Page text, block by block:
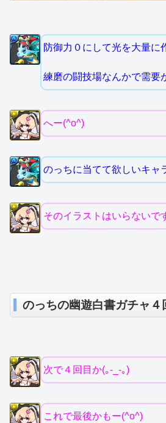
防御力０にして光を大量に
練磨の闘技場なんかで需要
へー(^o^)
のっちに当てて欲しいキャ
そのイラストはいらないで
のっちの幽遊白書ガチャ４
次で４回目か(｡-_-｡)
これで最後かもー(^o^)